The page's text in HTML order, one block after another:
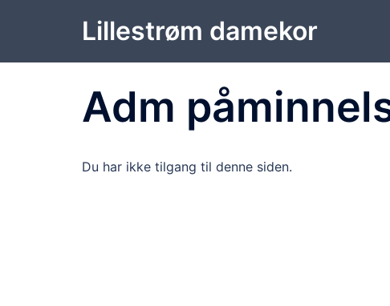
Lillestrøm damekor
Adm
Du har ikke tilgang til denne siden.